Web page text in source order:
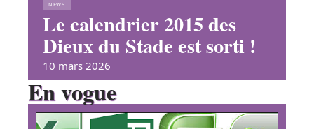
NEWS
Le calendrier 2015 des
Dieux du Stade est sorti !
10 mars 2026
En vogue